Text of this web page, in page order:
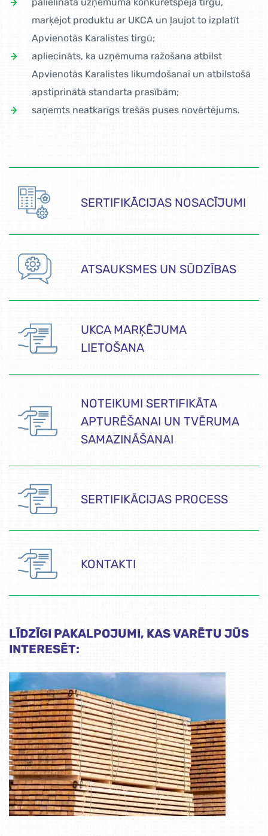
palielināta uzņēmuma konkurētspēja tirgū,
marķējot produktu ar UKCA un ļaujot to izplatīt
Apvienotās Karalistes tirgū;
apliecināts, ka uzņēmuma ražošana atbilst
Apvienotās Karalistes likumdošanai un atbilstošā
apstiprinātā standarta prasībām;
saņemts neatkarīgs trešās puses novērtējums.
SERTIFIKĀCIJAS NOSACĪJUMI
ATSAUKSMES UN SŪDZĪBAS
UKCA MARĶĒJUMA
LIETOŠANA
NOTEIKUMI SERTIFIKĀTA
APTURĒŠANAI UN TVĒRUMA
SAMAZINĀŠANAI
SERTIFIKĀCIJAS PROCESS
KONTAKTI
LĪDZĪGI PAKALPOJUMI, KAS VARĒTU JŪS
INTERESĒT: